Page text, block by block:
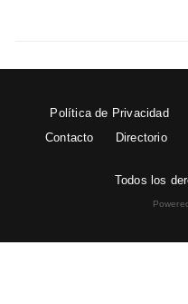
Política de Privacidad
Contacto
Directorio
Todos los